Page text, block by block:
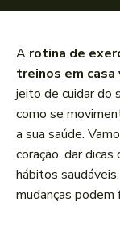
A rotina de
treinos em
jeito de cuidar do
como se
a sua saúde.
coração, dar
hábitos
mudanças podem